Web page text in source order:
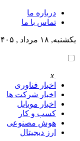
درباره ما
تماس با ما
یکشنبه, ۱۸ مرداد , ۱۴۰۵
x
اخبار فناوری
اخبار شرکت ها
اخبار موبایل
کسب و کار
هوش مصنوعی
ارز دیجیتال